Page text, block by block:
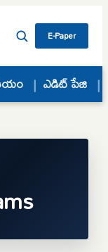
E-Paper
ఎడిట్ పేజి